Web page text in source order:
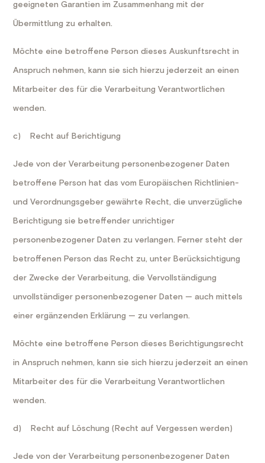
geeigneten Garantien im Zusammenhang mit der
Übermittlung zu erhalten.
Möchte eine betroffene Person dieses Auskunftsrecht in
Anspruch nehmen, kann sie sich hierzu jederzeit an einen
Mitarbeiter des für die Verarbeitung Verantwortlichen
wenden.
c) Recht auf Berichtigung
Jede von der Verarbeitung personenbezogener Daten
betroffene Person hat das vom Europäischen Richtlinien-
und Verordnungsgeber gewährte Recht, die unverzügliche
Berichtigung sie betreffender unrichtiger
personenbezogener Daten zu verlangen. Ferner steht der
betroffenen Person das Recht zu, unter Berücksichtigung
der Zwecke der Verarbeitung, die Vervollständigung
unvollständiger personenbezogener Daten — auch mittels
einer ergänzenden Erklärung — zu verlangen.
Möchte eine betroffene Person dieses Berichtigungsrecht
in Anspruch nehmen, kann sie sich hierzu jederzeit an einen
Mitarbeiter des für die Verarbeitung Verantwortlichen
wenden.
d) Recht auf Löschung (Recht auf Vergessen werden)
Jede von der Verarbeitung personenbezogener Daten